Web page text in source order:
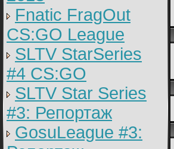
Fnatic FragOut
CS:GO League
SLTV StarSeries
#4 CS:GO
SLTV Star Series
#3: Репортаж
GosuLeague #3: